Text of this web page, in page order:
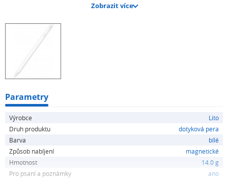
pero, 1x náhradní hrot.
Upozornění Bezdrátové nabíjení stylusu není
kompatibilní s modely iPad 2024: iPad Air 11, iPad Air 13,
iPad Pro 11, iPad Pro 13 a iPad Mini! U modelů 2024
funguje pouze magnetický nástavec!
Zobrazit více
Parametry
Výrobce
Lito
Druh produktu
dotyková pera
Barva
bílé
Způsob nabíjení
magnetické
Hmotnost
14.0 g
Pro psaní a poznámky
ano